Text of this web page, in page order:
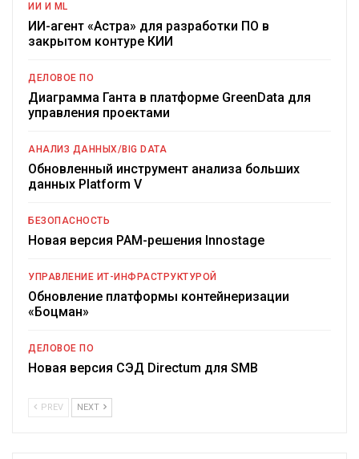
ИИ И ML
ИИ-агент «Астра» для разработки ПО в
закрытом контуре КИИ
ДЕЛОВОЕ ПО
Диаграмма Ганта в платформе GreenData для
управления проектами
АНАЛИЗ ДАННЫХ/BIG DATA
Обновленный инструмент анализа больших
данных Platform V
БЕЗОПАСНОСТЬ
Новая версия PAM-решения Innostage
УПРАВЛЕНИЕ ИТ-ИНФРАСТРУКТУРОЙ
Обновление платформы контейнеризации
«Боцман»
ДЕЛОВОЕ ПО
Новая версия СЭД Directum для SMB
PREV NEXT